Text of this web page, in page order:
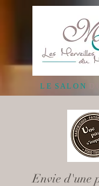
L E S A L O N
Envie d'une